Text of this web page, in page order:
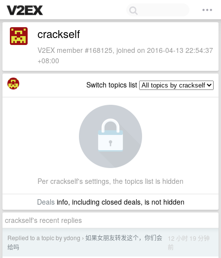
crackself
V2EX member #168125, joined on 2016-04-13 22:54:37
+08:00
Switch topics list
Per crackself's settings, the topics list is hidden
Dealsinfo, including closed deals, is not hidden
crackself's recent replies
Replied to a topic by ydong › 如果女朋友转发这个，你们会
给吗
12 小时 19 分钟
前